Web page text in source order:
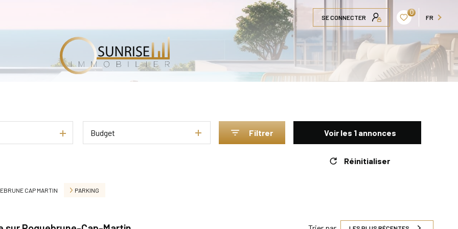
SE CONNECTER
0
FR
Budget Filtrer Voir les 1annonces
Réinitialiser
CAP MARTIN PARKING